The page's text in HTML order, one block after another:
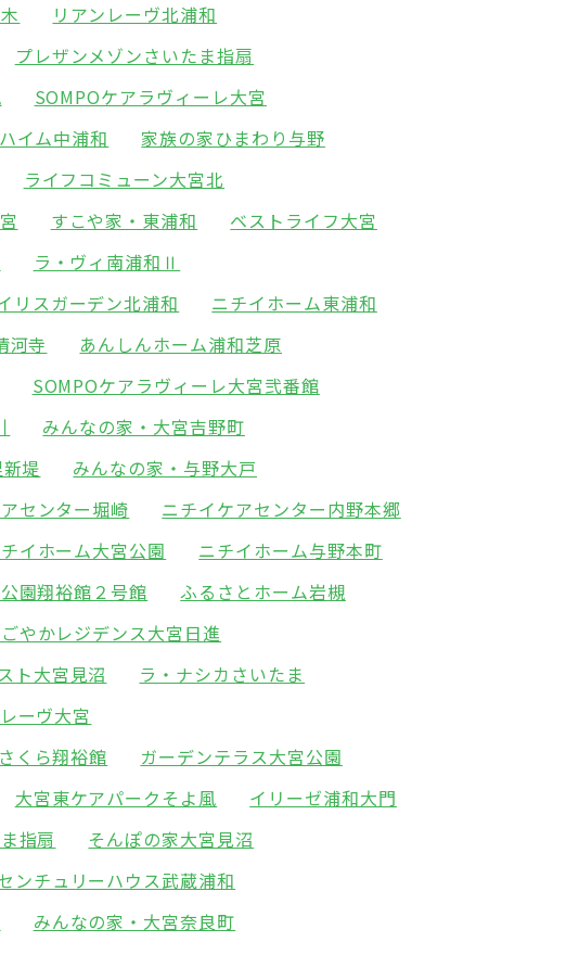
リアンレーヴ北浦和
プレザンメゾンさいたま指扇
SOMPOケアラヴィーレ大宮
イム中浦和
家族の家ひまわり与野
ライフコミューン大宮北
すこや家・東浦和
ベストライフ大宮
ラ・ヴィ南浦和Ⅱ
リスガーデン北浦和
ニチイホーム東浦和
河寺
あんしんホーム浦和芝原
SOMPOケアラヴィーレ大宮弐番館
みんなの家・大宮吉野町
堤
みんなの家・与野大戸
センター堀崎
ニチイケアセンター内野本郷
イホーム大宮公園
ニチイホーム与野本町
園翔裕館２号館
ふるさとホーム岩槻
やかレジデンス大宮日進
ト大宮見沼
ラ・ナシカさいたま
ーヴ大宮
くら翔裕館
ガーデンテラス大宮公園
大宮東ケアパークそよ風
イリーゼ浦和大門
指扇
そんぽの家大宮見沼
ンチュリーハウス武蔵浦和
みんなの家・大宮奈良町